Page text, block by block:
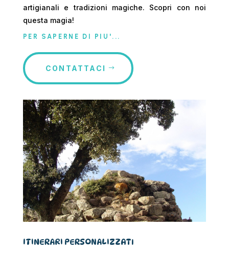
artigianali e tradizioni magiche. Scopri con noi
questa magia!
PER SAPERNE DI PIU'...
CONTATTACI
ITINERARI PERSONALIZZATI